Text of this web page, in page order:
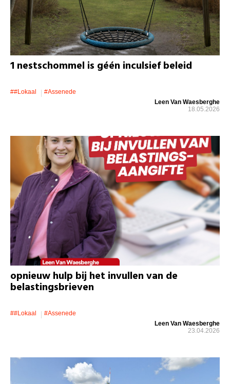
1 nestschommel is géén inculsief beleid
##lokaal
#assenede
Leen Van Waesberghe
18.05.2026
opnieuw hulp bij het invullen van de
belastingsbrieven
##lokaal
#assenede
Leen Van Waesberghe
23.04.2026